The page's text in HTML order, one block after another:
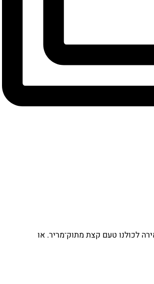
לכולנו טעם קצת מתוק־מריר. או